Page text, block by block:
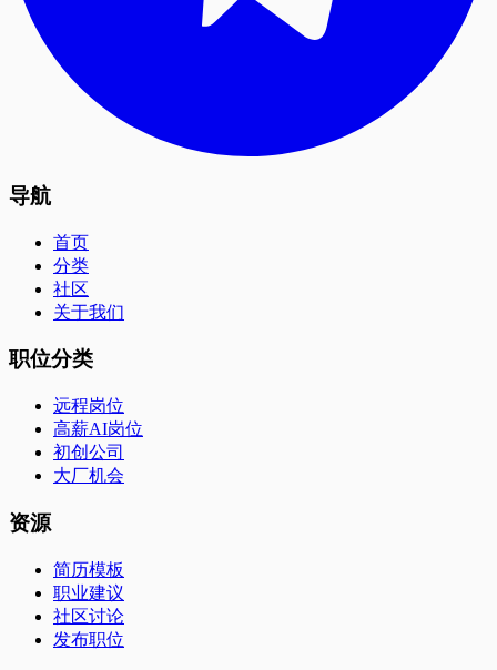
导航
首页
分类
社区
关于我们
职位分类
远程岗位
高薪AI岗位
初创公司
大厂机会
资源
简历模板
职业建议
社区讨论
发布职位